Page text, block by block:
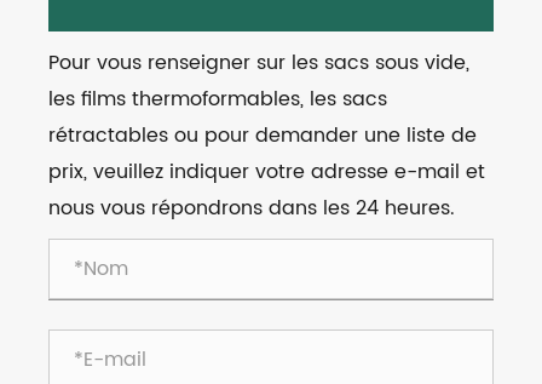
Pour vous renseigner sur les sacs sous vide,
les films thermoformables, les sacs
rétractables ou pour demander une liste de
prix, veuillez indiquer votre adresse e-mail et
nous vous répondrons dans les 24 heures.